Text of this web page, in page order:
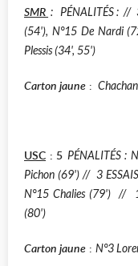
SMR :PÉNALITÉS ://
(54'), N°15 De Nardi
Plessis (34', 55')
Carton jaune :
USC : 5 PÉNALITÉS :
Pichon (69') // 3
N°15 Chalies (79') // 1
(80')
Carton jaune : N°3